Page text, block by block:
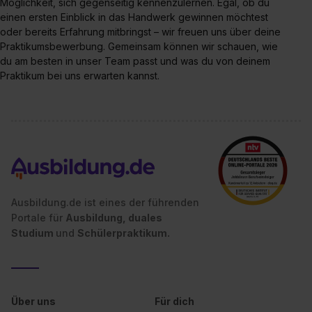
der Kategorien „Präferenzen“, „Statistiken“ und „Social
Media und Marketing“ umfasst hierbei die Einwilligung
zur Übermittlung deiner Daten in die USA (Art. 49 Abs. 1
S. 1 lit. a) DS-GVO). Die USA verfügen über kein
angemessenes Datenschutzniveau (EuGH – Schrems
Einstellungen“ widerrufen. Weitere Informationen zu den
einzelnen Cookies findest du durch Klick auf „Details
zeigen“. Weitere Informationen:
Datenschutzerklärung ,
einen ersten Einblick in das Handwerk gewinnen möchtest
oder bereits Erfahrung mitbringst – wir freuen uns über deine
Praktikumsbewerbung. Gemeinsam können wir schauen, wie
du am besten in unser Team passt und was du von deinem
Praktikum bei uns erwarten kannst.
Ausbildung.de ist eines der führenden
Portale für Ausbildung, duales
Studium und Schülerpraktikum.
Über uns Für dich